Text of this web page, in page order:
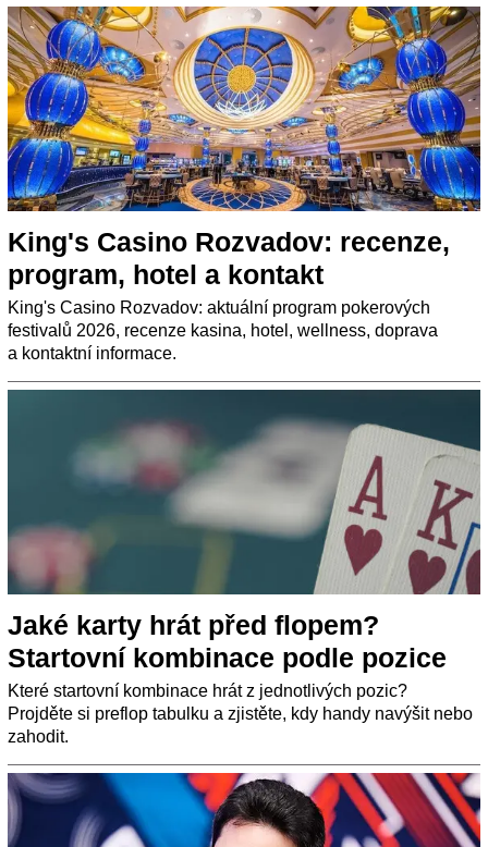
King's Casino Rozvadov: recenze,
program, hotel a kontakt
King's Casino Rozvadov: aktuální program pokerových
festivalů 2026, recenze kasina, hotel, wellness, doprava
a kontaktní informace.
Jaké karty hrát před flopem?
Startovní kombinace podle pozice
Které startovní kombinace hrát z jednotlivých pozic?
Projděte si preflop tabulku a zjistěte, kdy handy navýšit nebo
zahodit.